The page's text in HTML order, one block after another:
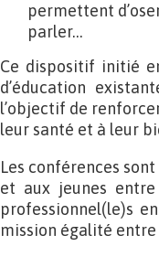
permettent
parler…
Ce dispositif initié
d’éducation
l’objectif de
leur santé et à leur
Les conférences
et aux jeunes
professionnel(le)s
mission égalité